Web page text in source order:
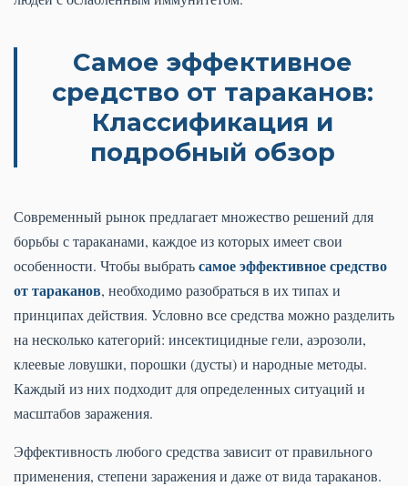
Самое эффективное
средство от тараканов:
Классификация и
подробный обзор
Современный рынок предлагает множество решений для
борьбы с тараканами, каждое из которых имеет свои
особенности. Чтобы выбратьсамое эффективное средство
от тараканов, необходимо разобраться в их типах и
принципах действия. Условно все средства можно разделить
на несколько категорий: инсектицидные гели, аэрозоли,
клеевые ловушки, порошки (дусты) и народные методы.
Каждый из них подходит для определенных ситуаций и
масштабов заражения.
Эффективность любого средства зависит от правильного
применения, степени заражения и даже от вида тараканов.